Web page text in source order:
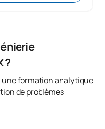
?
une formation analytique
de problèmes